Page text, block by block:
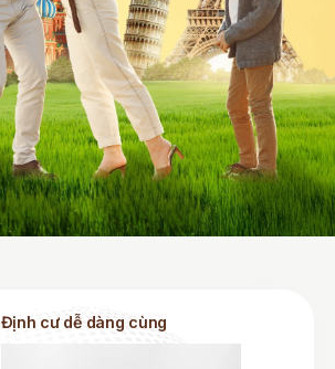
Định cư dễ dàng cùng